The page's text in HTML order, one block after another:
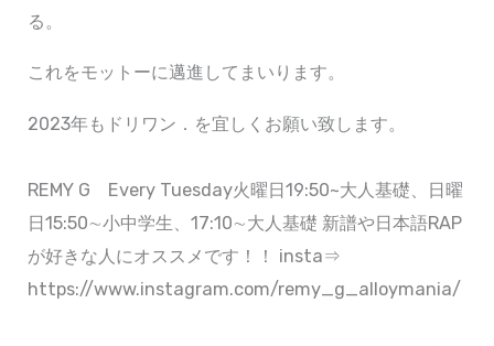
る。
これをモットーに邁進してまいります。
2023年もドリワン．を宜しくお願い致します。
REMY G Every Tuesday火曜日19:50~大人基礎、日曜
日15:50∼小中学生、17:10∼大人基礎 新譜や日本語RAP
が好きな人にオススメです！！ insta⇒
https://www.instagram.com/remy_g_alloymania/